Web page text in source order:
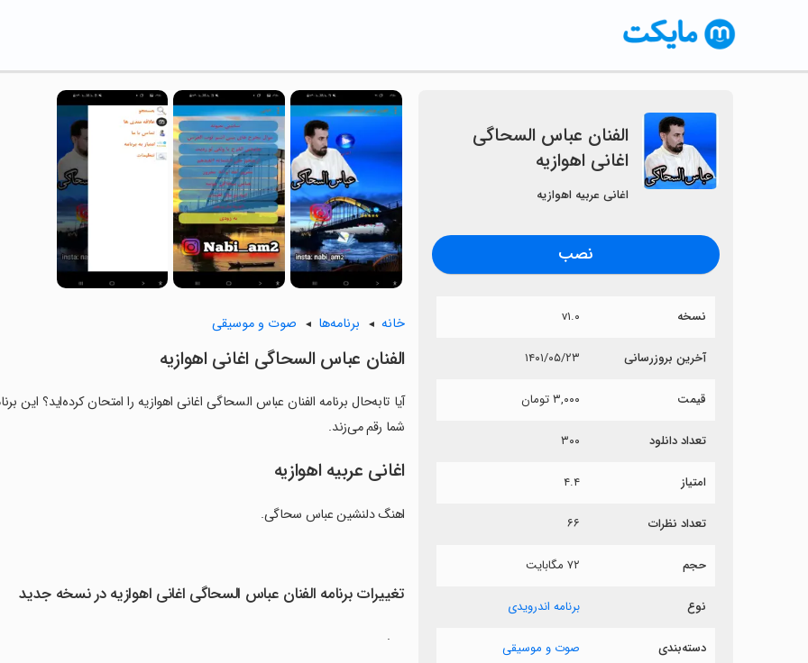
الفنان عباس السحاگی
اغانی اهوازیه
اغانی عربیه اهوازیه
نصب
نسخه v۱.۰
آخرین بروزرسانی ۱۴۰۱/۰۵/۲۳
قیمت ۳,۰۰۰ تومان
تعداد دانلود ۳۰۰
امتیاز ۴.۴
تعداد نظرات ۶۶
حجم ۷۲ مگابایت
نوع برنامه اندرویدی
دسته‌بندی صوت و موسیقی
خانه برنامه‌ها صوت و موسیقی
الفنان عباس السحاگی اغانی اهوازیه
آیا تابه‌حال برنامه الفنان عباس السحاگی اغانی اهوازیه را امتحان کرده‌اید؟
شما رقم می‌زند.
اغانی عربیه اهوازیه
اهنگ دلنشین عباس سحاگی.
تغییرات برنامه الفنان عباس السحاگی اغانی اهوازیه در نسخه جدید
.